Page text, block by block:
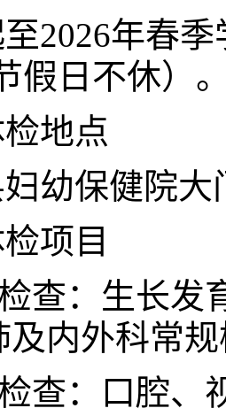
2026年春
假日不休）
地点
幼保健院
项目
查：生长发
及内外科常
查：口腔、